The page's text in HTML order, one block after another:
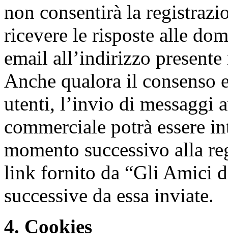
non consentirà la
ricevere le risposte alle
email all’indirizzo
Anche qualora il consenso
utenti, l’invio di messaggi
commerciale potrà essere
momento successivo alla
link fornito da “Gli Amici
successive da essa inviate.
4. Cookies